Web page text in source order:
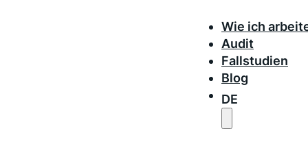
Wie ich
Audit
Fallstudien
Blog
DE